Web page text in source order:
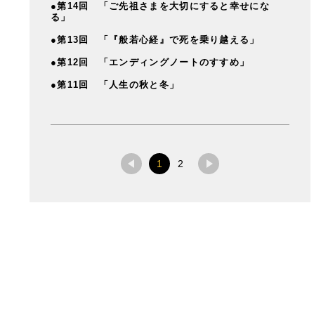
●第14回 「ご先祖さまを大切にすると幸せにな
る」
●第13回 「『般若心経』で死を乗り越える」
●第12回 「エンディングノートのすすめ」
●第11回 「人生の秋と冬」
1 2